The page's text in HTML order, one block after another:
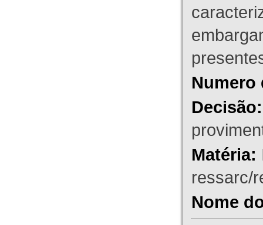
Numero
Decisão:
Matéria:
ressarc/
Nome